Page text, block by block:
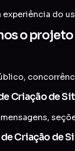
do
o projeto
Criação de
Criação de